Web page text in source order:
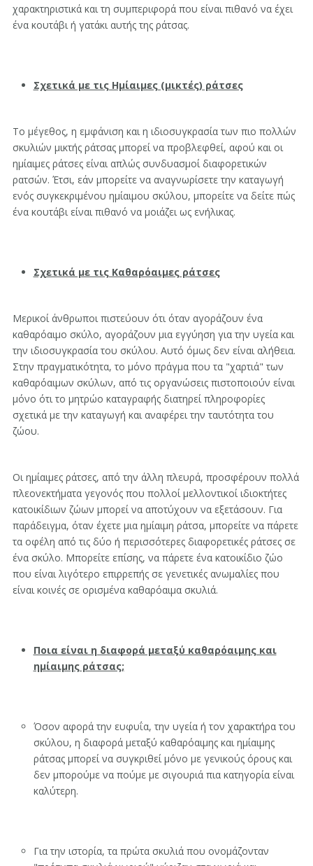
χαρακτηριστικά και τη συμπεριφορά που είναι πιθανό να έχει
ένα κουτάβι ή γατάκι αυτής της ράτσας.
Σχετικά με τις Ημίαιμες (μικτές) ράτσες
Το μέγεθος, η εμφάνιση και η ιδιοσυγκρασία των πιο πολλών
σκυλιών μικτής ράτσας μπορεί να προβλεφθεί, αφού και οι
ημίαιμες ράτσες είναι απλώς συνδυασμοί διαφορετικών
ρατσών. Έτσι, εάν μπορείτε να αναγνωρίσετε την καταγωγή
ενός συγκεκριμένου ημίαιμου σκύλου, μπορείτε να δείτε πώς
ένα κουτάβι είναι πιθανό να μοιάζει ως ενήλικας.
Σχετικά με τις Καθαρόαιμες ράτσες
Μερικοί άνθρωποι πιστεύουν ότι όταν αγοράζουν ένα
καθαρόαιμο σκύλο, αγοράζουν μια εγγύηση για την υγεία και
την ιδιοσυγκρασία του σκύλου. Αυτό όμως δεν είναι αλήθεια.
Στην πραγματικότητα, το μόνο πράγμα που τα "χαρτιά" των
καθαρόαιμων σκύλων, από τις οργανώσεις πιστοποιούν είναι
μόνο ότι το μητρώο καταγραφής διατηρεί πληροφορίες
σχετικά με την καταγωγή και αναφέρει την ταυτότητα του
ζώου.
Οι ημίαιμες ράτσες, από την άλλη πλευρά, προσφέρουν πολλά
πλεονεκτήματα γεγονός που πολλοί μελλοντικοί ιδιοκτήτες
κατοικίδιων ζώων μπορεί να αποτύχουν να εξετάσουν. Για
παράδειγμα, όταν έχετε μια ημίαιμη ράτσα, μπορείτε να πάρετε
τα οφέλη από τις δύο ή περισσότερες διαφορετικές ράτσες σε
ένα σκύλο. Μπορείτε επίσης, να πάρετε ένα κατοικίδιο ζώο
που είναι λιγότερο επιρρεπής σε γενετικές ανωμαλίες που
είναι κοινές σε ορισμένα καθαρόαιμα σκυλιά.
Ποια είναι η διαφορά μεταξύ καθαρόαιμης και
ημίαιμης ράτσας;
Όσον αφορά την ευφυΐα, την υγεία ή τον χαρακτήρα του
σκύλου, η διαφορά μεταξύ καθαρόαιμης και ημίαιμης
ράτσας μπορεί να συγκριθεί μόνο με γενικούς όρους και
δεν μπορούμε να πούμε με σιγουριά πια κατηγορία είναι
καλύτερη.
Για την ιστορία, τα πρώτα σκυλιά που ονομάζονταν